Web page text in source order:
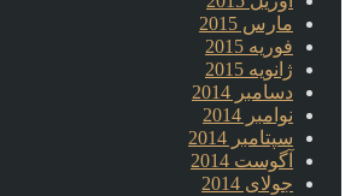
مارس 2015
فوریه 2015
ژانویه 2015
دسامبر 2014
نوامبر 2014
سپتامبر 2014
آگوست 2014
جولای 2014